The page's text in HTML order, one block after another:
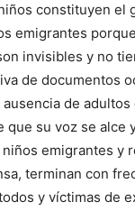
constituyen el
emigrantes
invisibles y no
de documentos
de adultos
que su voz se alce
emigrantes y
terminan con
y víctimas de